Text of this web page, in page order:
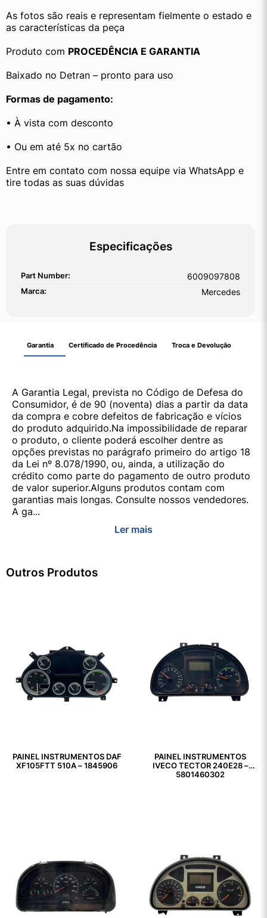
As fotos são reais e representam fielmente o estado e
as características da peça
Produto com PROCEDÊNCIA E GARANTIA
Baixado no Detran – pronto para uso
Formas de pagamento:
• À vista com desconto
• Ou em até 5x no cartão
Entre em contato com nossa equipe via WhatsApp e
tire todas as suas dúvidas
Especificações
Part Number: 6009097808
Marca: Mercedes
Garantia Certificado de Procedência Troca e Devolução
A Garantia Legal, prevista no Código de Defesa do
Consumidor, é de 90 (noventa) dias a partir da data
da compra e cobre defeitos de fabricação e vícios
do produto adquirido.Na impossibilidade de reparar
o produto, o cliente poderá escolher dentre as
opções previstas no parágrafo primeiro do artigo 18
da Lei nº 8.078/1990, ou, ainda, a utilização do
crédito como parte do pagamento de outro produto
de valor superior.Alguns produtos contam com
garantias mais longas. Consulte nossos vendedores.
A ga...
Ler mais
Outros Produtos
PAINEL INSTRUMENTOS DAF
XF105FTT 510A – 1845906
PAINEL INSTRUMENTOS
IVECO TECTOR 240E28 –
5801460302